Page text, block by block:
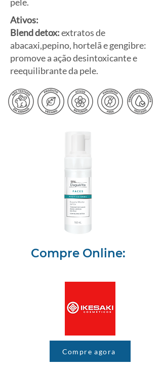
Ativos:
Blend detox:extratos de
abacaxi,pepino, hortelã e gengibre:
promove a ação desintoxicante e
reequilibrante da pele.
Compre Online:
Compre agora